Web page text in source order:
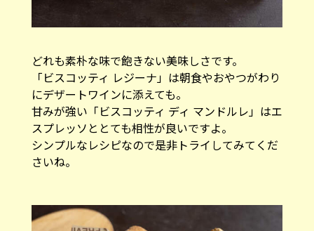
どれも素朴な味で飽きない美味しさです。
「ビスコッティ レジーナ」は朝食やおやつがわり
にデザートワインに添えても。
甘みが強い「ビスコッティ ディ マンドルレ」はエ
スプレッソととても相性が良いですよ。
シンプルなレシピなので是非トライしてみてくだ
さいね。